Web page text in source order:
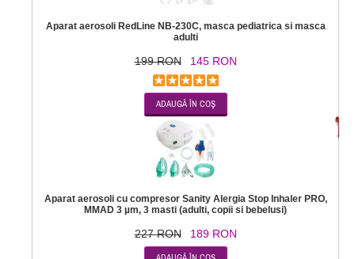
Aparat aerosoli RedLine NB-230C, masca pediatrica si masca
adulti
199 RON 145 RON
Aparat aerosoli cu compresor Sanity Alergia Stop Inhaler PRO,
MMAD 3 µm, 3 masti (adulti, copii si bebelusi)
227 RON 189 RON